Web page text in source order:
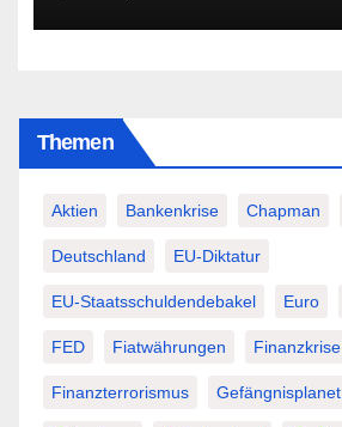
Themen
Aktien Bankenkrise Chapman
Deutschland EU-Diktatur
EU-Staatsschuldendebakel Euro
FED Fiatwährungen Finanzkrise
Finanzterrorismus Gefängnisplanet